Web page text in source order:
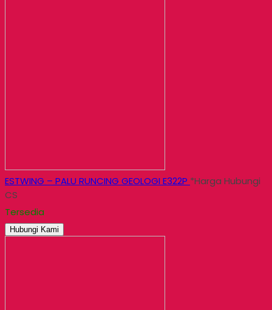
ESTWING – PALU RUNCING GEOLOGI E322P *Harga Hubungi
CS
Tersedia
Hubungi Kami